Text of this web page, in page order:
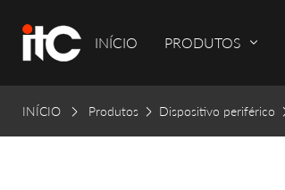
INÍCIO PRODUTOS
INÍCIO Produtos Dispositivo periférico